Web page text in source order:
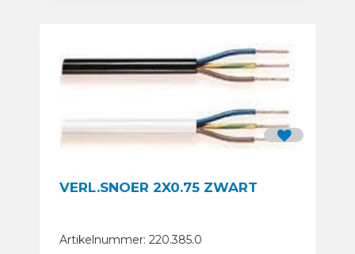
VERL.SNOER 2X0.75 ZWART
Artikelnummer: 220.385.0